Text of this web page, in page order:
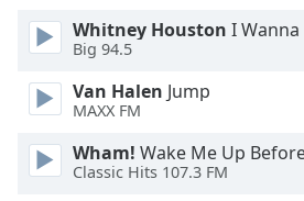
window.
Text
Whitney Houston I Wanna
Big 94.5
Van Halen Jump
MAXX FM
Wham! Wake Me Up
Classic Hits 107.3 FM